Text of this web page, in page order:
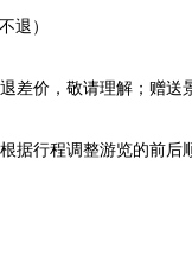
退）
差价，敬请理解；赠
据行程调整游览的前后